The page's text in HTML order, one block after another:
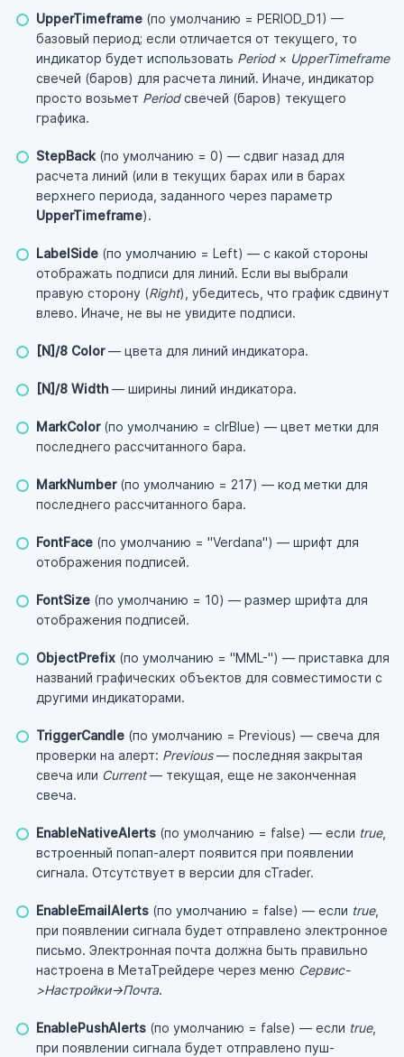
UpperTimeframe (по умолчанию = PERIOD_D1) —
базовый период; если отличается от текущего, то
индикатор будет использовать Period× UpperTimeframe
свечей (баров) для расчета линий. Иначе, индикатор
просто возьмет Periodсвечей (баров) текущего
графика.
StepBack (по умолчанию = 0) — сдвиг назад для
расчета линий (или в текущих барах или в барах
верхнего периода, заданного через параметр
UpperTimeframe).
LabelSide (по умолчанию = Left) — с какой стороны
отображать подписи для линий. Если вы выбрали
правую сторону (Right), убедитесь, что график сдвинут
влево. Иначе, не вы не увидите подписи.
[N]/8 Color— цвета для линий индикатора.
[N]/8 Width — ширины линий индикатора.
MarkColor(по умолчанию = clrBlue) — цвет метки для
последнего рассчитанного бара.
MarkNumber(по умолчанию = 217) — код метки для
последнего рассчитанного бара.
FontFace (по умолчанию = "Verdana") — шрифт для
отображения подписей.
FontSize (по умолчанию = 10) — размер шрифта для
отображения подписей.
ObjectPrefix (по умолчанию = "MML-") — приставка для
названий графических объектов для совместимости с
другими индикаторами.
TriggerCandle (по умолчанию = Previous) — свеча для
проверки на алерт: Previous— последняя закрытая
свеча или Current— текущая, еще не законченная
свеча.
EnableNativeAlerts (по умолчанию = false) — если true,
встроенный попап-алерт появится при появлении
сигнала. Отсутствует в версии для cTrader.
EnableEmailAlerts (по умолчанию = false) — если true,
при появлении сигнала будет отправлено электронное
письмо. Электронная почта должна быть правильно
настроена в МетаТрейдере через меню Сервис-
>Настройки->Почта.
EnablePushAlerts (по умолчанию = false) — если true,
при появлении сигнала будет отправлено пуш-